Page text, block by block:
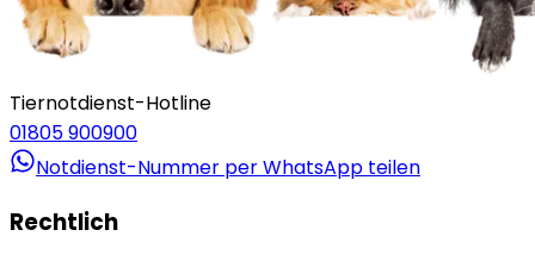
Tiernotdienst-Hotline
01805 900900
Notdienst-Nummer per WhatsApp teilen
Rechtlich